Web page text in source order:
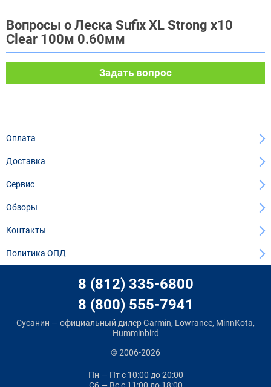
Вопросы о Леска Sufix XL Strong x10
Clear 100м 0.60мм
Задать вопрос
Оплата
Доставка
Сервис
Обзоры
Контакты
Политика ОПД
8 (812) 335-6800
8 (800) 555-7941
Сусанин — официальный дилер Garmin, Lowrance, MinnKota,
Humminbird
© 2006-2026
Пн — Птс 10:00 до 20:00